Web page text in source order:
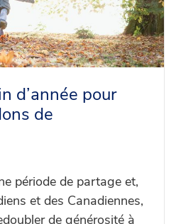
d’année pour
de
période de partage et,
et des Canadiennes,
de générosité à